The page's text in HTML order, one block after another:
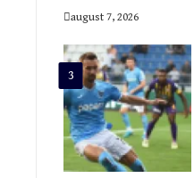
august 7, 2026
3